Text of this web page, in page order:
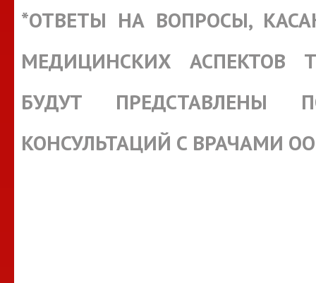
*ОТВЕТЫ НА ВОПРОСЫ,
МЕДИЦИНСКИХ АСПЕКТОВ
БУДУТ ПРЕДСТАВЛЕНЫ
КОНСУЛЬТАЦИЙ С ВРАЧАМИ